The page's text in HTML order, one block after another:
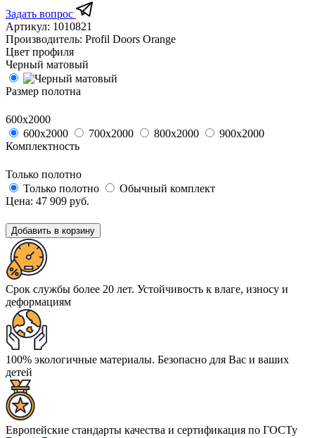
Задать вопрос
Артикул: 1010821
Производитель: Profil Doors Orange
Цвет профиля
Черный матовый
Размер полотна
600х2000
600х2000
700х2000 800х2000
900х2000
Комплектность
Только полотно
Только полотно
Обычный комплект
Цена: 47 909 руб.
Добавить в корзину
Срок службы более 20 лет. Устойчивость к влаге, износу и
деформациям
100% экологичные материалы. Безопасно для Вас и ваших
детей
Европейские стандарты качества и сертификация по ГОСТу